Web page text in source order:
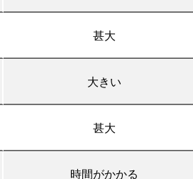
甚大
大きい
甚大
時間がかかる